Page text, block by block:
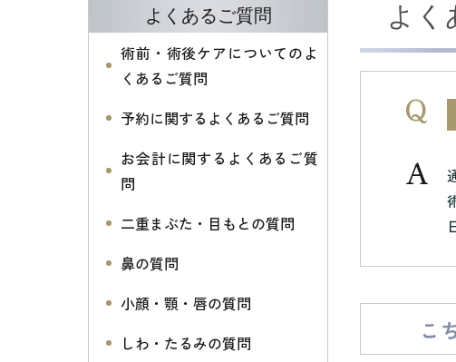
よくあるご質問
術前・術後ケアについてのよ
くあるご質問
予約に関するよくあるご質問
お会計に関するよくあるご質
問
二重まぶた・目もとの質問
鼻の質問
小顔・顎・唇の質問
しわ・たるみの質問
よく
こ